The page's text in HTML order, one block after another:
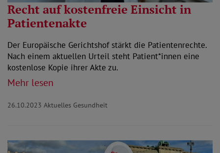
Recht auf kostenfreie Einsicht in
Patientenakte
Der Europäische Gerichtshof stärkt die Patientenrechte.
Nach einem aktuellen Urteil steht Patient*innen eine
kostenlose Kopie ihrer Akte zu.
Mehr lesen
26.10.2023 Aktuelles Gesundheit